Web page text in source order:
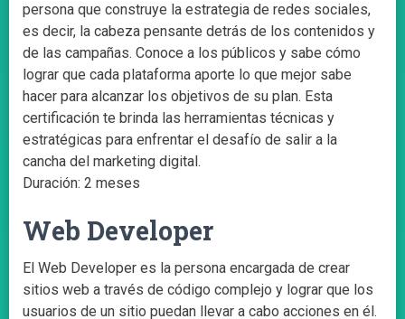
persona que construye la estrategia de redes sociales,
es decir, la cabeza pensante detrás de los contenidos y
de las campañas. Conoce a los públicos y sabe cómo
lograr que cada plataforma aporte lo que mejor sabe
hacer para alcanzar los objetivos de su plan. Esta
certificación te brinda las herramientas técnicas y
estratégicas para enfrentar el desafío de salir a la
cancha del marketing digital.
Duración: 2 meses
Web Developer
El Web Developer es la persona encargada de crear
sitios web a través de código complejo y lograr que los
usuarios de un sitio puedan llevar a cabo acciones en él.